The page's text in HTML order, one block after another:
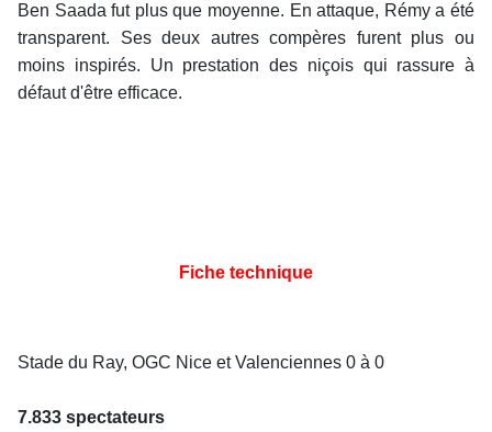
Ben Saada fut plus que moyenne. En attaque, Rémy a été
transparent. Ses deux autres compères furent plus ou
moins inspirés. Un prestation des niçois qui rassure à
défaut d'être efficace.
Fiche technique
Stade du Ray, OGC Nice et Valenciennes 0 à 0
7.833 spectateurs